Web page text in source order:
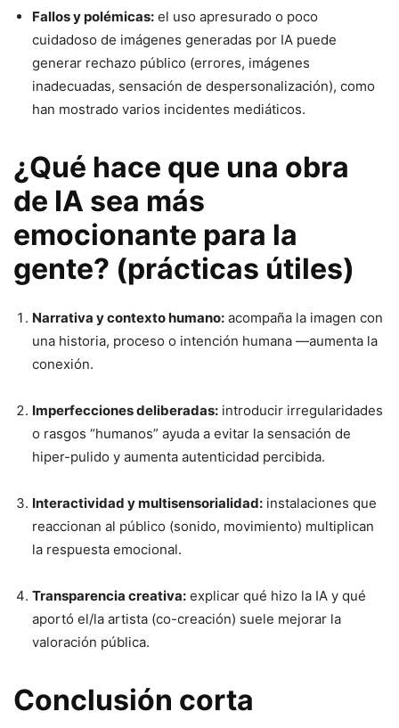
Fallos y polémicas: el uso apresurado o poco
cuidadoso de imágenes generadas por IA puede
generar rechazo público (errores, imágenes
inadecuadas, sensación de despersonalización), como
han mostrado varios incidentes mediáticos.
¿Qué hace que una obra
de IA sea más
emocionante para la
gente? (prácticas útiles)
Narrativa y contexto humano: acompaña la imagen con
una historia, proceso o intención humana —aumenta la
conexión.
Imperfecciones deliberadas: introducir irregularidades
o rasgos “humanos” ayuda a evitar la sensación de
hiper-pulido y aumenta autenticidad percibida.
Interactividad y multisensorialidad: instalaciones que
reaccionan al público (sonido, movimiento) multiplican
la respuesta emocional.
Transparencia creativa: explicar qué hizo la IA y qué
aportó el/la artista (co-creación) suele mejorar la
valoración pública.
Conclusión corta